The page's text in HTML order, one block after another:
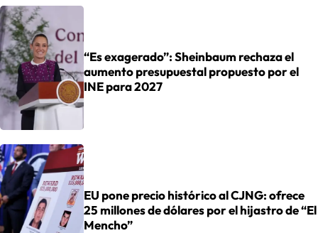
“Es exagerado”: Sheinbaum rechaza el
aumento presupuestal propuesto por el
INE para 2027
EU pone precio histórico al CJNG: ofrece
25 millones de dólares por el hijastro de “El
Mencho”